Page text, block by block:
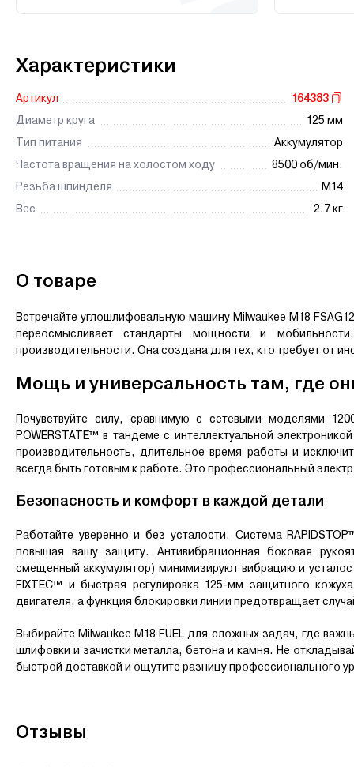
Характеристики
Артикул
164383
Диаметр круга
125 мм
Тип питания
Аккумулятор
Частота вращения на холостом ходу
8500 об/мин.
Резьба шпинделя
М14
Вес
2.7 кг
О товаре
Встречайте углошлифовальную машину Milwaukee M18
переосмысливает стандарты мощности и
производительности. Она создана для тех, кто требует от
Мощь и универсальность там, где
Почувствуйте силу, сравнимую с сетевыми моделями
POWERSTATE™ в тандеме с интеллектуальной
производительность, длительное время работы и
всегда быть готовым к работе. Это профессиональный
Безопасность и комфорт в каждой детали
Работайте уверенно и без усталости. Система
повышая вашу защиту. Антивибрационная боковая
смещенный аккумулятор) минимизируют вибрацию и
FIXTEC™ и быстрая регулировка 125-мм защитного
двигателя, а функция блокировки линии предотвращает
Выбирайте Milwaukee M18 FUEL для сложных задач, где
шлифовки и зачистки металла, бетона и камня. Не
быстрой доставкой и ощутите разницу профессионального
Отзывы